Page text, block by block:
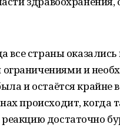
все страны
и
и остаётся
происходит,
достаточно